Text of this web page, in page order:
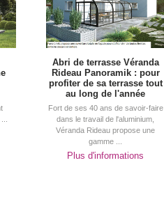
Abri de terrasse Véranda
Rideau Panoramik : pour
profiter de sa terrasse tout
au long de l'année
Fort de ses 40 ans de savoir-faire
dans le travail de l'aluminium,
Véranda Rideau propose une
gamme ...
Plus d'informations